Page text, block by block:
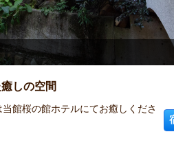
しの空間
館桜の館ホテルにてお癒しくださ